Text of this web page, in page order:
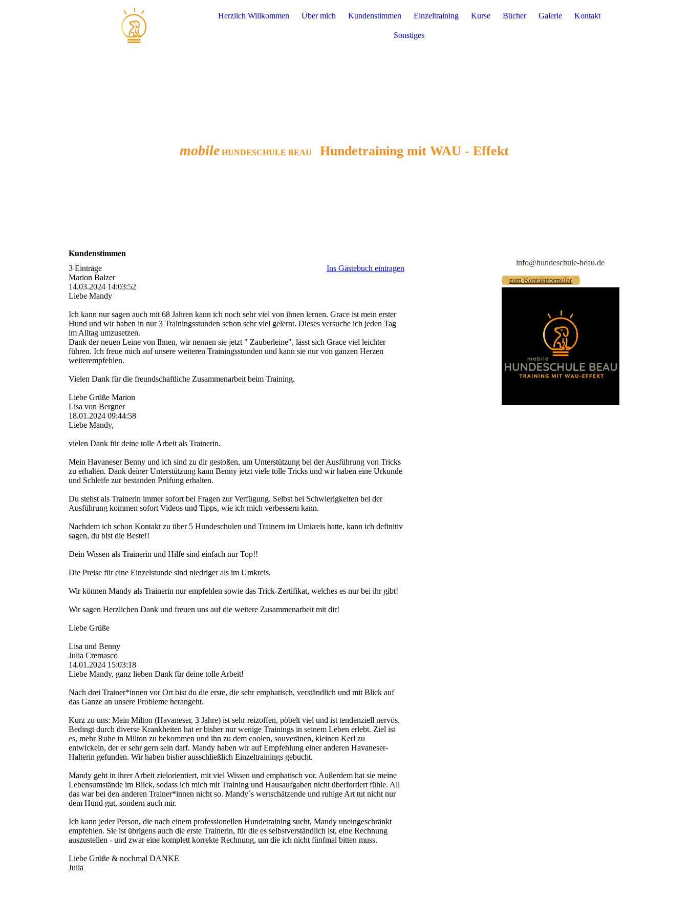
Herzlich Willkommen Über mich Kundenstimmen Einzeltraining Kurse Bücher Galerie Kontakt
Sonstiges
mobile HUNDESCHULE BEAU Hundetraining mit WAU - Effekt
Kundenstimmen
3 Einträge
Ins Gästebuch eintragen
Marion Balzer
14.03.2024 14:03:52
Liebe Mandy
Ich kann nur sagen auch mit 68 Jahren kann ich noch sehr viel von ihnen lernen. Grace ist mein erster
Hund und wir haben in nur 3 Trainingsstunden schon sehr viel gelernt. Dieses versuche ich jeden Tag
im Alltag umzusetzen.
Dank der neuen Leine von Ihnen, wir nennen sie jetzt " Zauberleine", lässt sich Grace viel leichter
führen. Ich freue mich auf unsere weiteren Trainingsstunden und kann sie nur von ganzen Herzen
weiterempfehlen.
Vielen Dank für die freundschaftliche Zusammenarbeit beim Training.
Liebe Grüße Marion
Lisa von Bergner
18.01.2024 09:44:58
Liebe Mandy,
vielen Dank für deine tolle Arbeit als Trainerin.
Mein Havaneser Benny und ich sind zu dir gestoßen, um Unterstützung bei der Ausführung von Tricks
zu erhalten. Dank deiner Unterstützung kann Benny jetzt viele tolle Tricks und wir haben eine Urkunde
und Schleife zur bestanden Prüfung erhalten.
Du stehst als Trainerin immer sofort bei Fragen zur Verfügung. Selbst bei Schwierigkeiten bei der
Ausführung kommen sofort Videos und Tipps, wie ich mich verbessern kann.
Nachdem ich schon Kontakt zu über 5 Hundeschulen und Trainern im Umkreis hatte, kann ich definitiv
sagen, du bist die Beste!!
Dein Wissen als Trainerin und Hilfe sind einfach nur Top!!
Die Preise für eine Einzelstunde sind niedriger als im Umkreis.
Wir können Mandy als Trainerin nur empfehlen sowie das Trick-Zertifikat, welches es nur bei ihr gibt!
Wir sagen Herzlichen Dank und freuen uns auf die weitere Zusammenarbeit mit dir!
Liebe Grüße
Lisa und Benny
Julia Cremasco
14.01.2024 15:03:18
Liebe Mandy, ganz lieben Dank für deine tolle Arbeit!
Nach drei Trainer*innen vor Ort bist du die erste, die sehr emphatisch, verständlich und mit Blick auf
das Ganze an unsere Probleme herangeht.
Kurz zu uns: Mein Milton (Havaneser, 3 Jahre) ist sehr reizoffen, pöbelt viel und ist tendenziell nervös.
Bedingt durch diverse Krankheiten hat er bisher nur wenige Trainings in seinem Leben erlebt. Ziel ist
es, mehr Ruhe in Milton zu bekommen und ihn zu dem coolen, souveränen, kleinen Kerl zu
entwickeln, der er sehr gern sein darf. Mandy haben wir auf Empfehlung einer anderen Havaneser-
Halterin gefunden. Wir haben bisher ausschließlich Einzeltrainings gebucht.
Mandy geht in ihrer Arbeit zielorientiert, mit viel Wissen und emphatisch vor. Außerdem hat sie meine
Lebensumstände im Blick, sodass ich mich mit Training und Hausaufgaben nicht überfordert fühle. All
das war bei den anderen Trainer*innen nicht so. Mandy´s wertschätzende und ruhige Art tut nicht nur
dem Hund gut, sondern auch mir.
Ich kann jeder Person, die nach einem professionellen Hundetraining sucht, Mandy uneingeschränkt
empfehlen. Sie ist übrigens auch die erste Trainerin, für die es selbstverständlich ist, eine Rechnung
auszustellen - und zwar eine komplett korrekte Rechnung, um die ich nicht fünfmal bitten muss.
Liebe Grüße & nochmal DANKE
Julia
info@hundeschule-beau.de
zum Kontaktformular